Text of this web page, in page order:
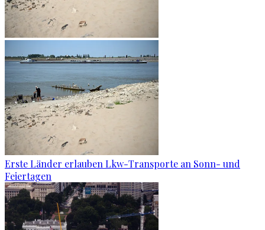
Erste Länder erlauben Lkw-Transporte an Sonn- und
Feiertagen